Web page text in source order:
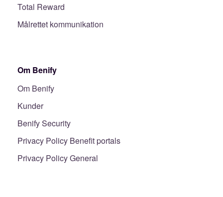
Total Reward
Målrettet kommunikation
Om Benify
Om Benify
Kunder
Benify Security
Privacy Policy Benefit portals
Privacy Policy General